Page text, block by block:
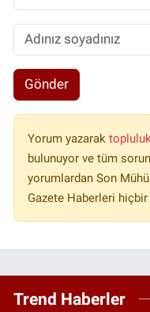
Gönder
Yorum yazarak topluluk
bulunuyor ve tüm
yorumlardan Son
Gazete Haberleri
Trend Haberler